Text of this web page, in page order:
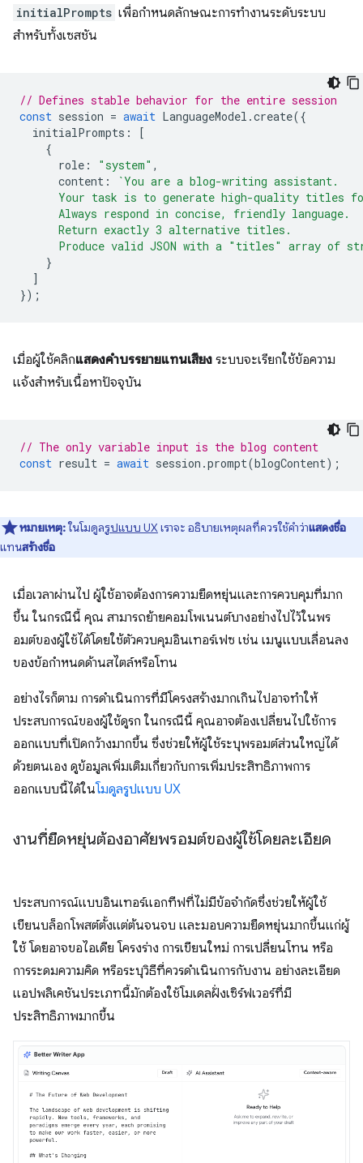
initialPrompts เพื่อกำหนดลักษณะการทำงานระดับระบบ
สำหรับทั้งเซสชัน
// Defines stable behavior for the entire session
const session = await LanguageModel .create({
initialPrompts :
[
{
role : "system" ,
content :
`You are a blog-writing assistant.
Your task is to generate high-quality titles
      Always respond in concise, friendly language.
      Return exactly 3 alternative titles.
Produce valid JSON with a "titles" array of
}
]
});
เมื่อผู้ใช้คลิกแสดงคำบรรยายแทนเสียง ระบบจะเรียกใช้ข้อความ
แจ้งสำหรับเนื้อหาปัจจุบัน
// The only variable input is the blog content
const result = await session .prompt(blogContent);
หมายเหตุ:ในโมดูลรูปแบบ UXเราจะ อธิบายเหตุผลที่ควรใช้คำว่าแสดงชื่อ
แทนสร้างชื่อ
เมื่อเวลาผ่านไป ผู้ใช้อาจต้องการความยืดหยุ่นและการควบคุมที่มาก
ขึ้น ในกรณีนี้ คุณ สามารถย้ายคอมโพเนนต์บางอย่างไปไว้ในพร
อมต์ของผู้ใช้ได้โดยใช้ตัวควบคุมอินเทอร์เฟซ เช่น เมนูแบบเลื่อนลง
ของข้อกำหนดด้านสไตล์หรือโทน
อย่างไรก็ตาม การดำเนินการที่มีโครงสร้างมากเกินไปอาจทำให้
ประสบการณ์ของผู้ใช้ดูรก ในกรณีนี้ คุณอาจต้องเปลี่ยนไปใช้การ
ออกแบบที่เปิดกว้างมากขึ้น ซึ่งช่วยให้ผู้ใช้ระบุพรอมต์ส่วนใหญ่ได้
ด้วยตนเอง ดูข้อมูลเพิ่มเติมเกี่ยวกับการเพิ่มประสิทธิภาพการ
ออกแบบนี้ได้ในโมดูลรูปแบบ UX
งานที่ยืดหยุ่นต้องอาศัยพรอมต์ของผู้ใช้โดยละเอียด
ประสบการณ์แบบอินเทอร์แอกทีฟที่ไม่มีข้อจำกัดซึ่งช่วยให้ผู้ใช้
เขียนบล็อกโพสต์ตั้งแต่ต้นจนจบ และมอบความยืดหยุ่นมากขึ้นแก่ผู้
ใช้ โดยอาจขอไอเดีย โครงร่าง การเขียนใหม่ การเปลี่ยนโทน หรือ
การระดมความคิด หรือระบุวิธีที่ควรดำเนินการกับงาน อย่างละเอียด
แอปพลิเคชันประเภทนี้มักต้องใช้โมเดลฝั่งเซิร์ฟเวอร์ที่มี
ประสิทธิภาพมากขึ้น